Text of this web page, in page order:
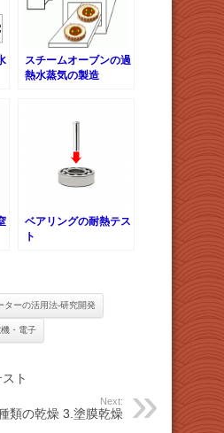
スチームオーブンの過
熱水蒸気の製造
ベアリングの耐熱テス
ト
ターの活用法-研究開発
・電子
ト
Next:
類の乾燥 3.塗膜乾燥